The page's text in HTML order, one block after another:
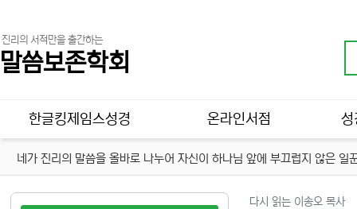
진리의 서적만을 출간하는
말씀보존학회
메인 메뉴
한글킹제임스성경 온라인서점 성
네가 진리의 말씀을 올바로 나누어 자신이 하나님 앞에 부끄럽지 않은
다시 읽는 이송오 목사분